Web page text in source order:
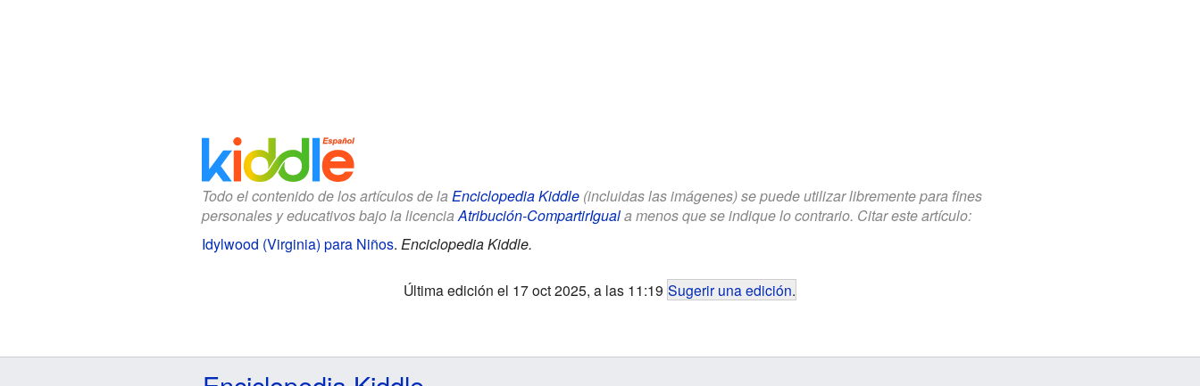
Todo el contenido de los artículos de la Enciclopedia Kiddle(incluidas las imágenes) se puede utilizar libremente para fines
personales y educativos bajo la licenciaAtribución-CompartirIguala menos que se indique lo contrario. Citar este artículo:
Idylwood (Virginia) para Niños. Enciclopedia Kiddle.
Última edición el 17 oct 2025, a las 11:19 Sugerir una edición.